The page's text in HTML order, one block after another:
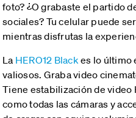
foto? ¿O grabaste el partido
sociales? Tu celular puede
mientras disfrutas la
La HERO12 Black es lo último
valiosos. Graba video
Tiene estabilización de video
como todas las cámaras y